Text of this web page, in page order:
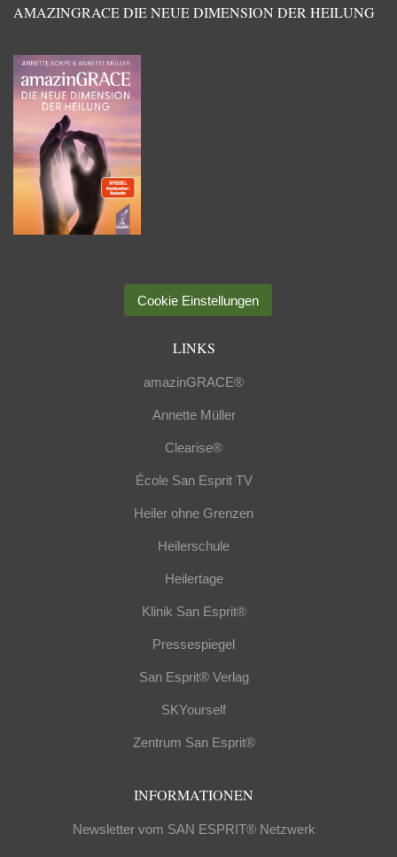
AMAZINGRACE DIE NEUE DIMENSION DER HEILUNG
Cookie Einstellungen
LINKS
amazinGRACE®
Annette Müller
Clearise®
École San Esprit TV
Heiler ohne Grenzen
Heilerschule
Heilertage
Klinik San Esprit®
Pressespiegel
San Esprit® Verlag
SKYourself
Zentrum San Esprit®
INFORMATIONEN
Newsletter vom SAN ESPRIT® Netzwerk